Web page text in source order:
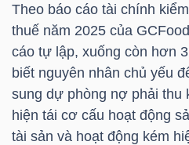
Theo báo cáo tài chính
thuế năm 2025 của
cáo tự lập, xuống còn hơn
biết nguyên nhân chủ yếu
sung dự phòng nợ phải thu
hiện tái cơ cấu hoạt động
tài sản và hoạt động kém
MÔ